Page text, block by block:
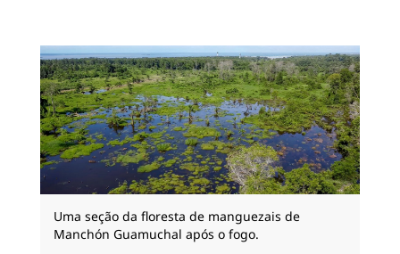
Uma seção da floresta de manguezais de
Manchón Guamuchal após o fogo.